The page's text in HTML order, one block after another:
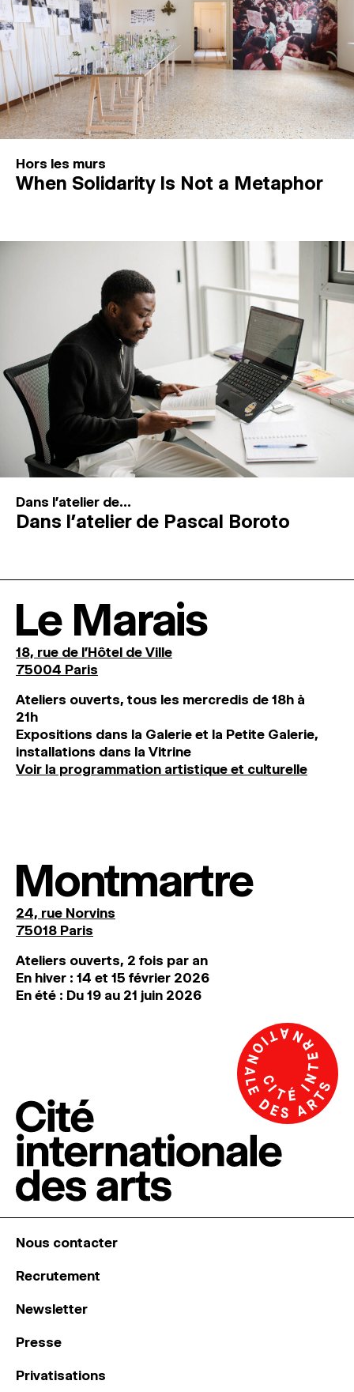
Hors les murs
When Solidarity Is Not a Metaphor
Dans l'atelier de...
Dans l’atelier de Pascal Boroto
Le Marais
18, rue de l'Hôtel de Ville
75004 Paris
Ateliers ouverts, tous les mercredis de 18h à
21h
Expositions dans la Galerie et la Petite Galerie,
installations dans la Vitrine
Voir la programmation artistique et culturelle
Montmartre
24, rue Norvins
75018 Paris
Ateliers ouverts, 2 fois par an
En hiver : 14 et 15 février 2026
En été : Du 19 au 21 juin 2026
Nous contacter
Recrutement
Newsletter
Presse
Privatisations